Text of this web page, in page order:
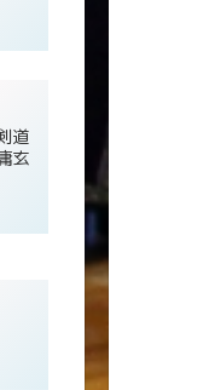
道
玄